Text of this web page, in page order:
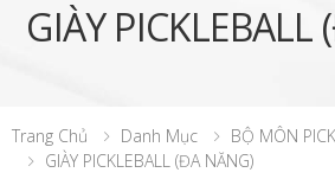
GIÀY
Trang Chủ Danh Mục
BỘ MÔN
GIÀY PICKLEBALL (ĐA NĂNG)